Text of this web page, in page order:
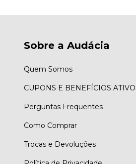
Sobre a Audácia
Quem Somos
CUPONS E BENEFÍCIOS
Perguntas Frequentes
Como Comprar
Trocas e Devoluções